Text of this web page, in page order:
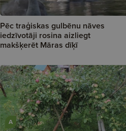
Pēc traģiskas gulbēnu nāves
iedzīvotāji rosina aizliegt
makšķerēt Māras dīķī
A